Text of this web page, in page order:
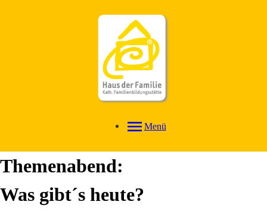
Menü
Themenabend:
Was gibt´s heute?